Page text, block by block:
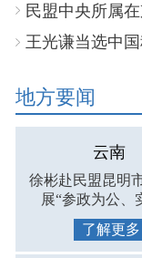
民盟中央所属
王光谦当选中
地方要闻
云南
徐彬赴民盟昆明
展“参政为公、
了解更多